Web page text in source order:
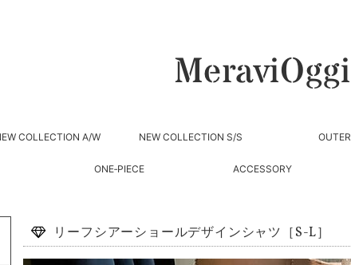
COLLECTION A/W NEW COLLECTION S/S OUTER
ONE‐PIECE ACCESSORY
リーフシアーショールデザインシャツ［S-L］